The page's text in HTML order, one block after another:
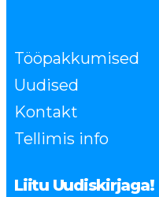
Tööpakkumised
Uudised
Kontakt
Tellimis info
Liitu Uudiskirjaga!